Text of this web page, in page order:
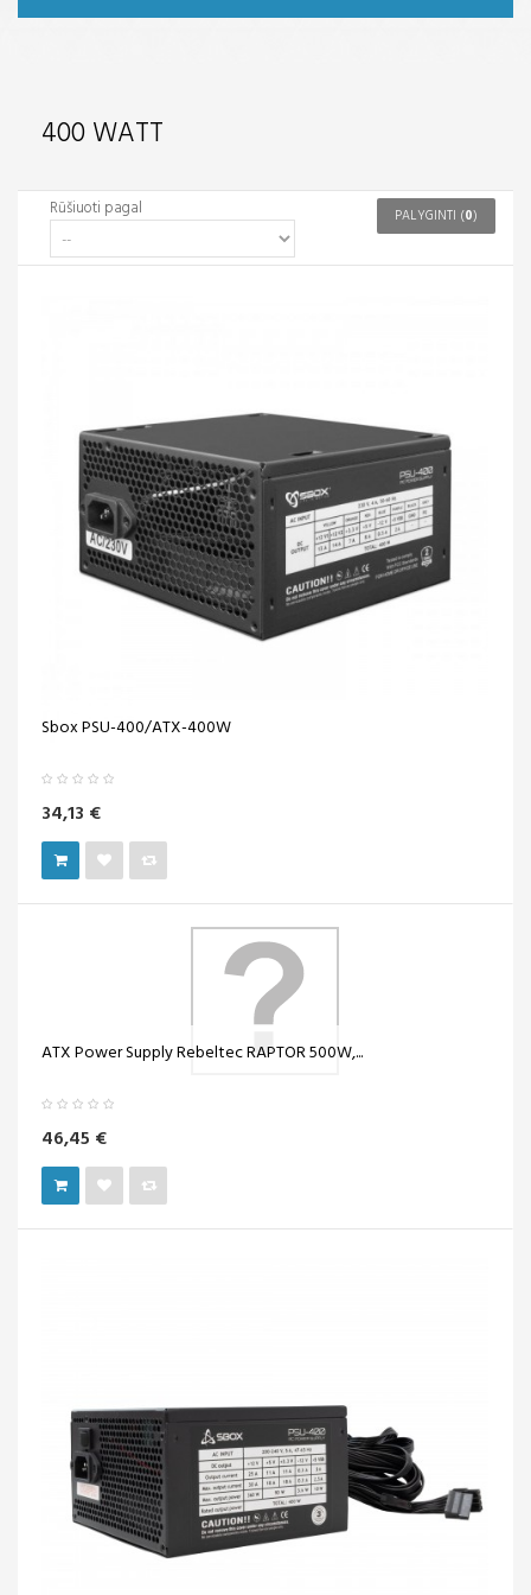
400 WATT
Rūšiuoti pagal PALYGINTI (0)
Sbox PSU-400/ATX-400W
34,13 €
ATX Power Supply Rebeltec RAPTOR 500W,...
46,45 €